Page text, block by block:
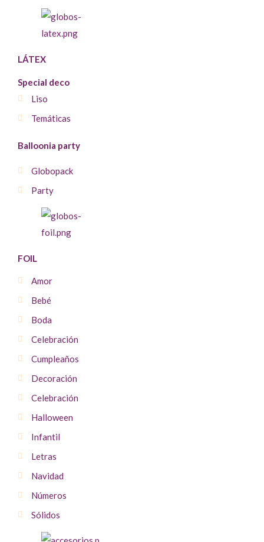
LÁTEX
Special deco
Liso
Temáticas
Balloonia party
Globopack
Party
FOIL
Amor
Bebé
Boda
Celebración
Cumpleaños
Decoración
Celebración
Halloween
Infantil
Letras
Navidad
Números
Sólidos